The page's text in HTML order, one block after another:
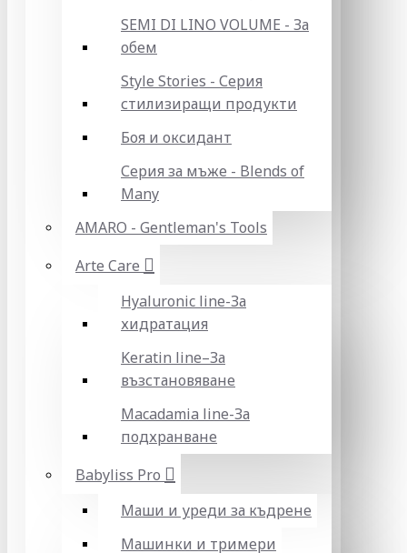
SEMI DI LINO VOLUME - За
обем
Style Stories - Серия
стилизиращи продукти
Боя и оксидант
Серия за мъже - Blends of
Many
AMARO - Gentleman's Tools
Arte Care
Hyaluronic line-За
хидратация
Keratin line–За
възстановяване
Macadamia line-За
подхранване
Babyliss Pro
Маши и уреди за къдрене
Машинки и тримери